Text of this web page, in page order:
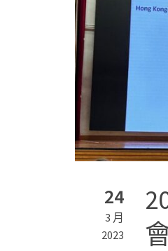
24
3 月
2023